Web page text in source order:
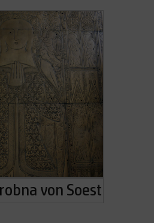
von Soest